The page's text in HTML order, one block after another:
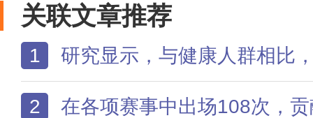
关联文章推荐
1 研究显示，与健康人群相比，抑郁症患者血液中的叶酸水平普遍较低；
2 在各项赛事中出场108次，贡献了43粒进球和45次助